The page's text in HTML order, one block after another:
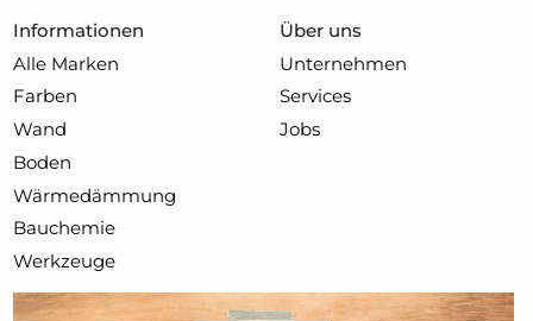
Informationen
Alle Marken
Farben
Wand
Boden
Wärmedämmung
Bauchemie
Werkzeuge
Über uns
Unternehmen
Services
Jobs